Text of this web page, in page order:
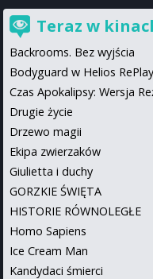
Teraz w
Backrooms. Bez wyjścia
Bodyguard w Helios RePlay
Czas Apokalipsy: Wersja
Drugie życie
Drzewo magii
Ekipa zwierzaków
Giulietta i duchy
GORZKIE ŚWIĘTA
HISTORIE RÓWNOLEGŁE
Homo Sapiens
Ice Cream Man
Kandydaci śmierci